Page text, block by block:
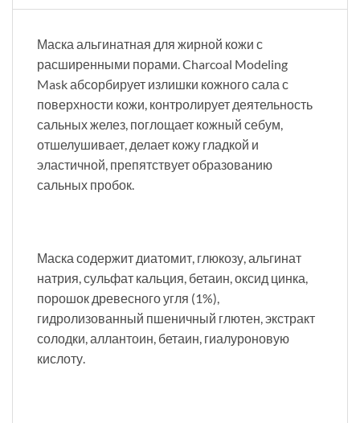
Маска альгинатная для жирной кожи с
расширенными порами. Charcoal Modeling
Mask абсорбирует излишки кожного сала с
поверхности кожи, контролирует деятельность
сальных желез, поглощает кожный себум,
отшелушивает, делает кожу гладкой и
эластичной, препятствует образованию
сальных пробок.
Маска содержит диатомит, глюкозу, альгинат
натрия, сульфат кальция, бетаин, оксид цинка,
порошок древесного угля (1%),
гидролизованный пшеничный глютен, экстракт
солодки, аллантоин, бетаин, гиалуроновую
кислоту.